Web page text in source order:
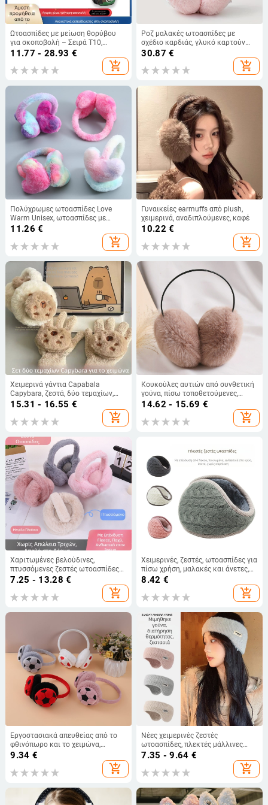
Ωτοασπίδες με μείωση θορύβου
για σκοποβολή – Σειρά T10,
προστατευτικά για τα αυτιά, για
πρακτική με στόχο και λάτρεις του
στρατιωτικού, με χρήση στο αυτί
11.77 - 28.93 €
add_shopping_cart
Ροζ μαλακές ωτοασπίδες με
σχέδιο καρδιάς, γλυκό καρτούν
στυλ για κρύο καιρό
30.87 €
add_shopping_cart
Πολύχρωμες ωτοασπίδες Love
Warm Unisex, ωτοασπίδες με
πυκνή προστασία αυτιών για το
βελούδινες ωτοασπίδες για
11.26 €
add_shopping_cart
Γυναικείες earmuffs από plush,
χειμερινά, αναδιπλούμενες, καφέ
10.22 €
add_shopping_cart
Χειμερινά γάντια Capabala
Capybara, ζεστά, δύο τεμαχίων,
χαριτωμένα γυναικεία,
αντιψυκτικά, βελούδινα, ανθεκτικά
στο κρύο, ωτοασπίδες
15.31 - 16.55 €
add_shopping_cart
Κουκούλες αυτιών από συνθετική
γούνα, πίσω τοποθετούμενες,
κορεάτικου στυλ, unisex ενήλικες,
χειμώνα
14.62 - 15.69 €
add_shopping_cart
Χαριτωμένες βελούδινες,
πτυσσόμενες ζεστές ωτοασπίδες
για κορίτσια και αγόρια,
ωτοασπίδες, ανθεκτικές στο κρύο,
7.25 - 13.28 €
add_shopping_cart
Χειμερινές, ζεστές, ωτοασπίδες για
πίσω χρήση, μαλακές και άνετες,
μονόχρωμες πλεκτές ωτοασπίδες,
προστασίας αυτιών
8.42 €
add_shopping_cart
Εργοστασιακά απευθείας από το
φθινόπωρο και το χειμώνα,
βελούδινα ζεστά ακουστικά,
προστασίας από το κρύο,
9.34 €
add_shopping_cart
Νέες χειμερινές ζεστές
ωτοασπίδες, πλεκτές μάλλινες
ωτοασπίδες, ποδηλασία
εξωτερικού χώρου, αντιανεμικές,
ανθεκτικές στο κρύο και
ωτοασπίδες με επένδυση fleece
7.35 - 9.64 €
add_shopping_cart